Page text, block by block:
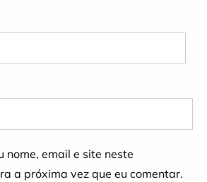
nome, email e site neste
a próxima vez que eu comentar.